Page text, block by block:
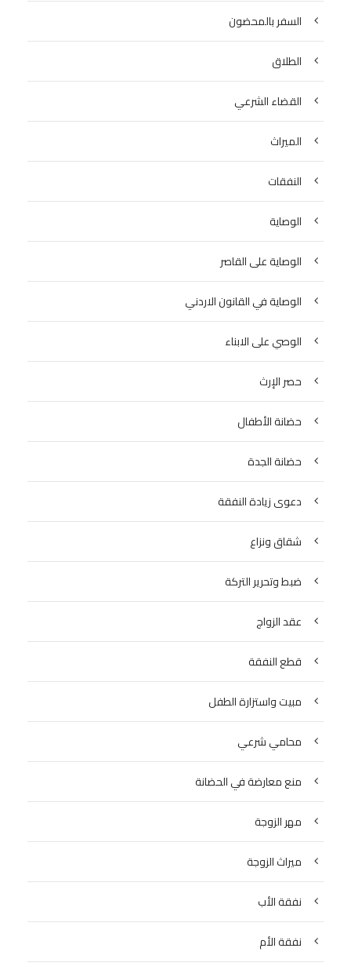
السفر بالمحضون
الطلاق
القضاء الشرعي
الميراث
النفقات
الوصاية
الوصاية على القاصر
الوصاية في القانون الاردني
الوصي على الابناء
حصر الإرث
حضانة الأطفال
حضانة الجدة
دعوى زيادة النفقة
شقاق ونزاع
ضبط وتحرير التركة
عقد الزواج
قطع النفقة
مبيت واستزارة الطفل
محامي شرعي
منع معارضة في الحضانة
مهر الزوجة
ميراث الزوجة
نفقة الأب
نفقة الأم